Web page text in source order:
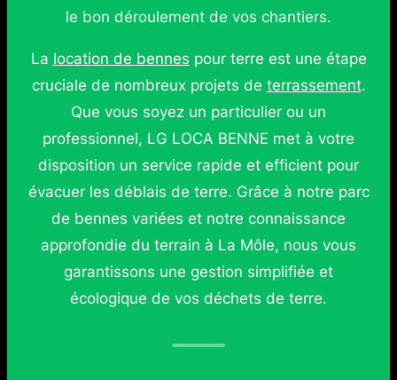
le bon déroulement de vos chantiers.
La location de bennes pour terre est une étape
cruciale de nombreux projets de terrassement.
Que vous soyez un particulier ou un
professionnel, LG LOCA BENNE met à votre
disposition un service rapide et efficient pour
évacuer les déblais de terre. Grâce à notre parc
de bennes variées et notre connaissance
approfondie du terrain à La Môle, nous vous
garantissons une gestion simplifiée et
écologique de vos déchets de terre.